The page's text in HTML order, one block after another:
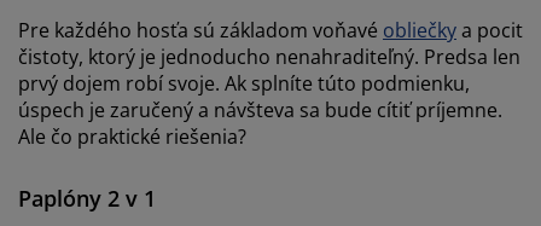
Pre každého hosťa sú základom voňavé obliečkya pocit
čistoty, ktorý je jednoducho nenahraditeľný. Predsa len
prvý dojem robí svoje. Ak splníte túto podmienku,
úspech je zaručený a návšteva sa bude cítiť príjemne.
Ale čo praktické riešenia?
Paplóny 2 v 1